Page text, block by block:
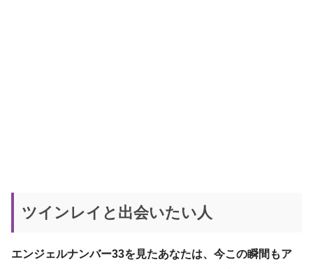
ツインレイと出会いたい人
エンジェルナンバー33を見たあなたは、今この瞬間もア